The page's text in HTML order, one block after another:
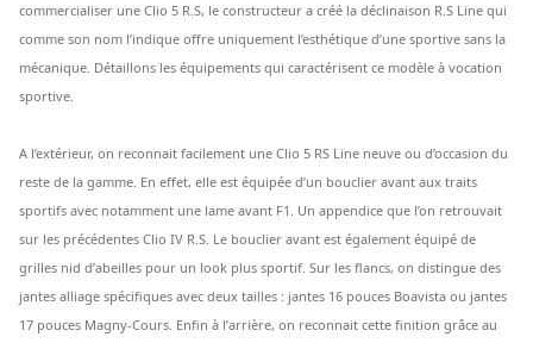
commercialiser une Clio 5 R.S, le constructeur a créé la déclinaison R.S Line qui
comme son nom l’indique offre uniquement l’esthétique d’une sportive sans la
mécanique. Détaillons les équipements qui caractérisent ce modèle à vocation
sportive.
A l’extérieur, on reconnait facilement une Clio 5 RS Line neuve ou d’occasion du
reste de la gamme. En effet, elle est équipée d’un bouclier avant aux traits
sportifs avec notamment une lame avant F1. Un appendice que l’on retrouvait
sur les précédentes Clio IV R.S. Le bouclier avant est également équipé de
grilles nid d’abeilles pour un look plus sportif. Sur les flancs, on distingue des
jantes alliage spécifiques avec deux tailles : jantes 16 pouces Boavista ou jantes
17 pouces Magny-Cours. Enfin à l’arrière, on reconnait cette finition grâce au